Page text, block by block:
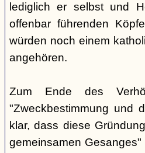
lediglich er selbst und
offenbar führenden
würden noch einem
angehören.
Zum Ende des
"Zweckbestimmung und
klar, dass diese
gemeinsamen